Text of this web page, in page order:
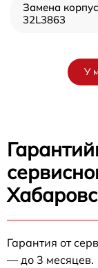
Замена
32L3863
У
Гарантия от
— до 3 месяцев.